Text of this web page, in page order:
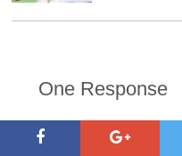
One Response